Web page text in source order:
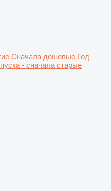
Сначала дешевые Год
- сначала старые